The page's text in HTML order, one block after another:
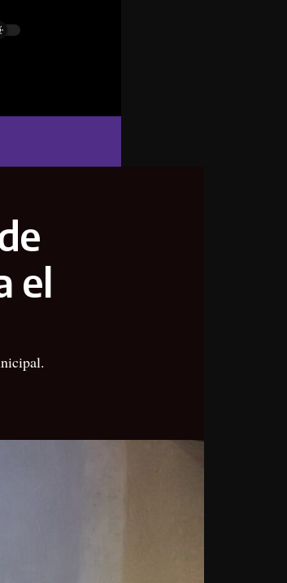
el